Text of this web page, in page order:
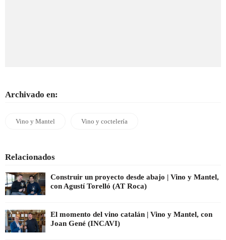
Archivado en:
Vino y Mantel Vino y coctelería
Relacionados
Construir un proyecto desde abajo | Vino y Mantel,
con Agustí Torelló (AT Roca)
El momento del vino catalán | Vino y Mantel, con
Joan Gené (INCAVI)